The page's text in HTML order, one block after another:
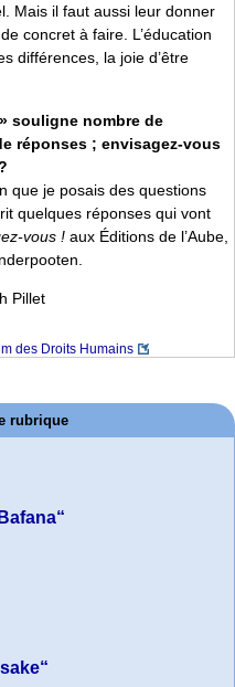
Mais il faut aussi leur donner
concret à faire. L’éducation
différences, la joie d’être
souligne nombre de
réponses ; envisagez-vous
que je posais des questions
quelques réponses qui vont
vous ! aux Éditions de l’Aube,
Pillet
des Droits Humains
rubrique